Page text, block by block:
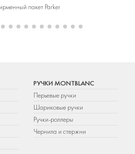
пакет Parker
РУЧКИ MONTBLANC
Перьевые ручки
Шариковые ручки
Ручки-роллеры
Чернила и стержни